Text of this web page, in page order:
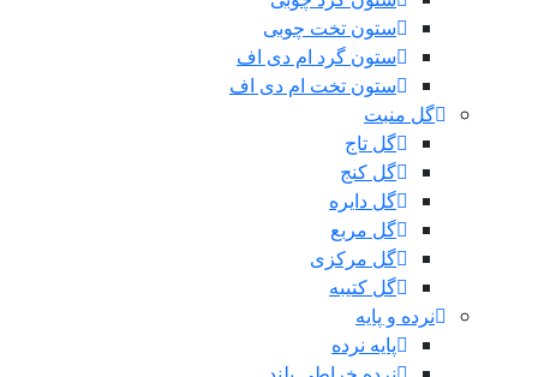
ستون تخت چوبی
ستون گرد ام دی اف
ستون تخت ام دی اف
گل منبت
گل تاج
گل کنج
گل دایره
گل مربع
گل مرکزی
گل کتیبه
نرده و پایه
پایه نرده